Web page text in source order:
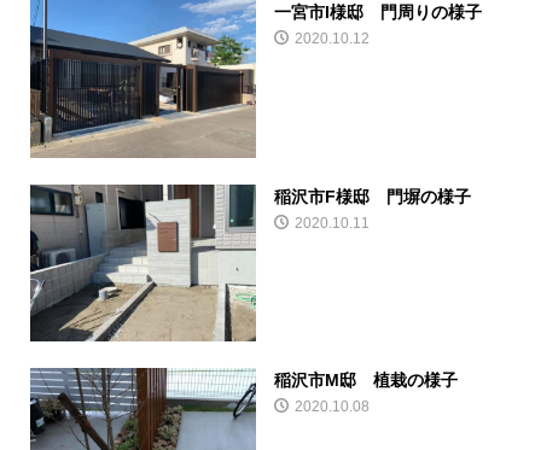
一宮市I様邸 門周りの様子
2020.10.12
稲沢市F様邸 門塀の様子
2020.10.11
稲沢市M邸 植栽の様子
2020.10.08